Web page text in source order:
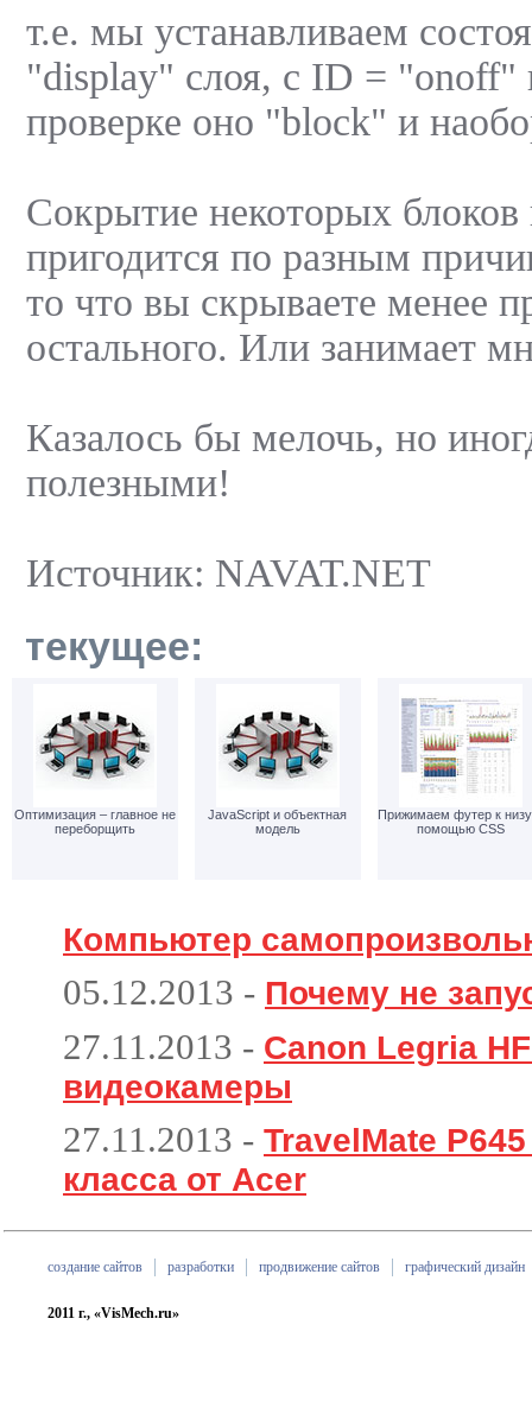
т.е. мы устанавливаем
"display" слоя, с ID = "onoff"
проверке оно "block" и
Сокрытие некоторых
пригодится по разным
то что вы скрываете менее
остального. Или занимает
Казалось бы мелочь, но
полезными!
Источник: NAVAT.NET
текущее:
Оптимизация – главное не
переборщить
JavaScript и объектная
модель
Прижимаем футер к
помощью CSS
Компьютер
05.12.2013 - Почему не
27.11.2013 - Canon Legria
видеокамеры
27.11.2013 - TravelMate
класса от Acer
создание сайтов разработки продвижение сайтов графический дизайн
2011 г., «VisMech.ru»